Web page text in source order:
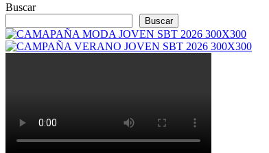
Buscar
Buscar